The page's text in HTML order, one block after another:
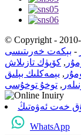
© Copyright -
- بېكەت خەرىتىسى
, كۆپۈك تازىلاش
, يېمەكلىك بېلىق
, توخۇ توخۇسى
خەت ئەۋەتىڭ
WhatsApp